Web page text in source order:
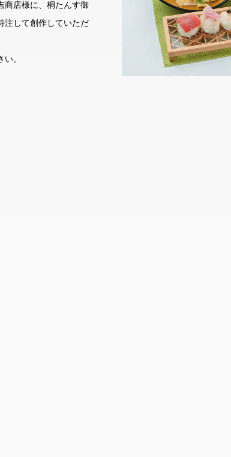
商店様に、桐たんす御
注して創作していただ
。